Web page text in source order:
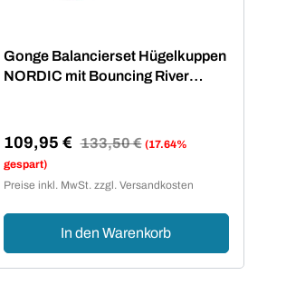
Gonge Balancierset Hügelkuppen
NORDIC mit Bouncing River
Verkaufspreis:
109,95 € Regulärer Preis:
133,50 € (17.64%
gespart)
Preise inkl. MwSt. zzgl. Versandkosten
In den Warenkorb